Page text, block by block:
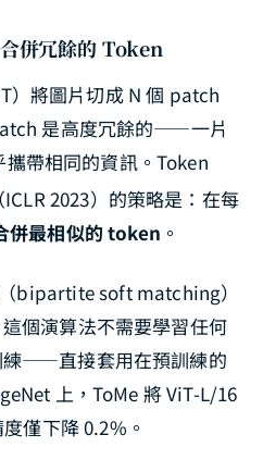
併冗餘的 Token
將圖片切成 N 個 patch
是高度冗餘的——一片
帶相同的資訊。Token
（ICLR 2023）的策略是：在每
併最相似的 token 。
bipartite soft matching）
個演算法不需要學習任何
練——直接套用在預訓練的
上，ToMe 將 ViT-L/16
僅下降 0.2%。